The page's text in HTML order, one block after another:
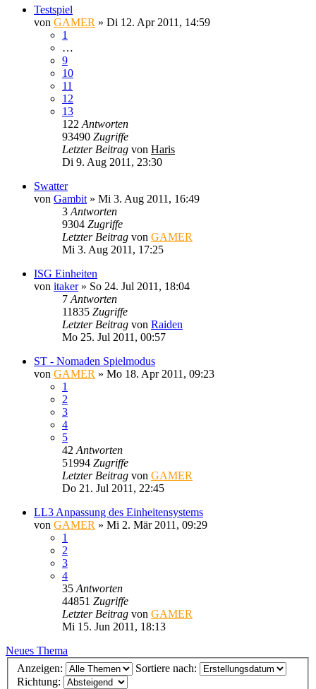
Testspiel
von GAMER » Di 12. Apr 2011, 14:59
1
…
9
10
11
12
13
122 Antworten
93490 Zugriffe
Letzter Beitrag von Haris
Di 9. Aug 2011, 23:30
Swatter
von Gambit » Mi 3. Aug 2011, 16:49
3 Antworten
9304 Zugriffe
Letzter Beitrag von GAMER
Mi 3. Aug 2011, 17:25
ISG Einheiten
von itaker» So 24. Jul 2011, 18:04
7 Antworten
11835 Zugriffe
Letzter Beitrag von Raiden
Mo 25. Jul 2011, 00:57
ST - Nomaden Spielmodus
von GAMER » Mo 18. Apr 2011, 09:23
1
2
3
4
5
42 Antworten
51994 Zugriffe
Letzter Beitrag von GAMER
Do 21. Jul 2011, 22:45
LL3 Anpassung des Einheitensystems
von GAMER » Mi 2. Mär 2011, 09:29
1
2
3
4
35 Antworten
44851 Zugriffe
Letzter Beitrag von GAMER
Mi 15. Jun 2011, 18:13
Neues Thema
Anzeigen:
Sortiere nach:
Richtung: